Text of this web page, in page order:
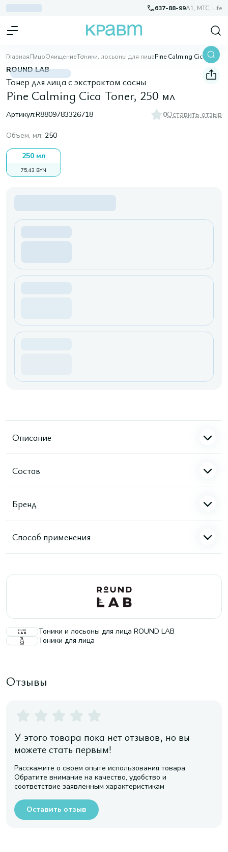
637-88-99A1, МТС, Life
ГлавнаяЛицоОчищениеТоники, лосьоны для лица Pine Calming Cica Toner, 250 мл
ROUND LAB
Тонер для лица с экстрактом сосны
Pine Calming Cica Toner, 250 мл
Артикул:R8809783326718 0Оставить отзыв
Объем, мл: 250
250 мл
75,43 BYN
Описание
Состав
Бренд
Способ применения
Тоники и лосьоны для лица ROUND LAB
Тоники для лица
Отзывы
У этого товара пока нет отзывов, но вы
можете стать первым!
Расскажите о своем опыте использования товара.
Обратите внимание на качество, удобство и
соответствие заявленным характеристикам
Оставить отзыв